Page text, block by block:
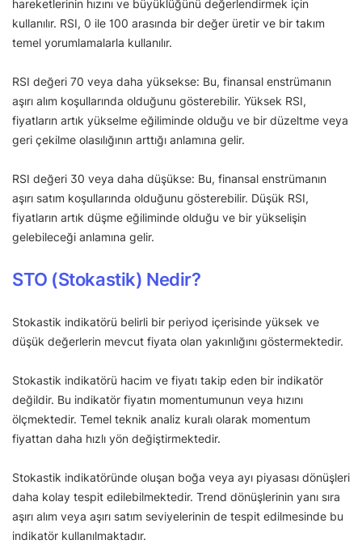
hareketlerinin hızını ve büyüklüğünü değerlendirmek için
kullanılır. RSI, 0 ile 100 arasında bir değer üretir ve bir takım
temel yorumlamalarla kullanılır.
RSI değeri 70 veya daha yüksekse: Bu, finansal enstrümanın
aşırı alım koşullarında olduğunu gösterebilir. Yüksek RSI,
fiyatların artık yükselme eğiliminde olduğu ve bir düzeltme veya
geri çekilme olasılığının arttığı anlamına gelir.
RSI değeri 30 veya daha düşükse: Bu, finansal enstrümanın
aşırı satım koşullarında olduğunu gösterebilir. Düşük RSI,
fiyatların artık düşme eğiliminde olduğu ve bir yükselişin
gelebileceği anlamına gelir.
STO (Stokastik) Nedir?
Stokastik indikatörü belirli bir periyod içerisinde yüksek ve
düşük değerlerin mevcut fiyata olan yakınlığını göstermektedir.
Stokastik indikatörü hacim ve fiyatı takip eden bir indikatör
değildir. Bu indikatör fiyatın momentumunun veya hızını
ölçmektedir. Temel teknik analiz kuralı olarak momentum
fiyattan daha hızlı yön değiştirmektedir.
Stokastik indikatöründe oluşan boğa veya ayı piyasası dönüşleri
daha kolay tespit edilebilmektedir. Trend dönüşlerinin yanı sıra
aşırı alım veya aşırı satım seviyelerinin de tespit edilmesinde bu
indikatör kullanılmaktadır.